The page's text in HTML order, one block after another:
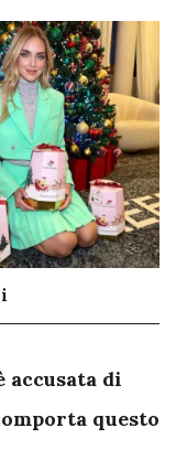
accusata di
questo